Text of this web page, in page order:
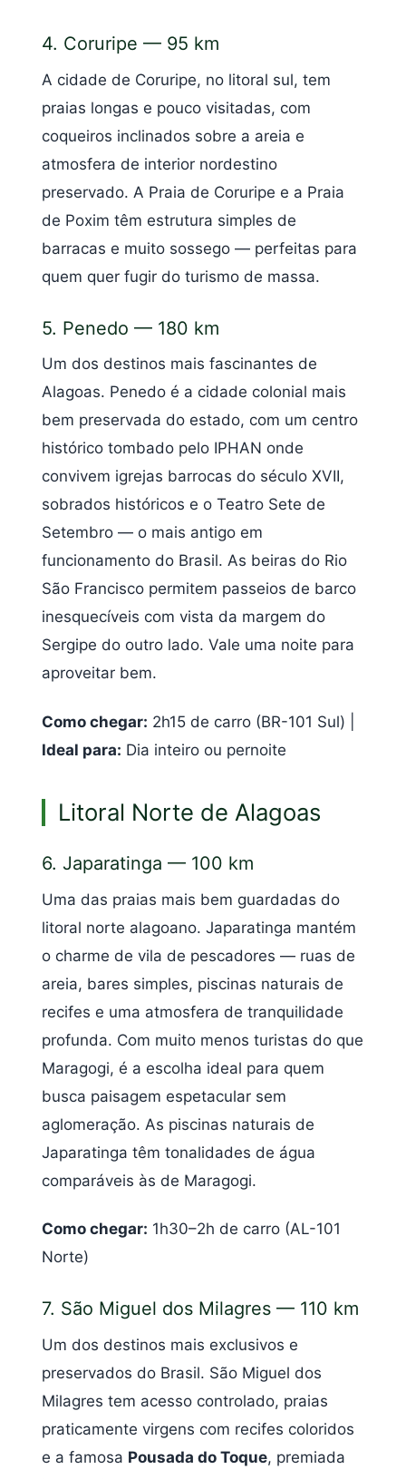
4. Coruripe — 95 km
A cidade de Coruripe, no litoral sul, tem
praias longas e pouco visitadas, com
coqueiros inclinados sobre a areia e
atmosfera de interior nordestino
preservado. A Praia de Coruripe e a Praia
de Poxim têm estrutura simples de
barracas e muito sossego — perfeitas para
quem quer fugir do turismo de massa.
5. Penedo — 180 km
Um dos destinos mais fascinantes de
Alagoas. Penedo é a cidade colonial mais
bem preservada do estado, com um centro
histórico tombado pelo IPHAN onde
convivem igrejas barrocas do século XVII,
sobrados históricos e o Teatro Sete de
Setembro — o mais antigo em
funcionamento do Brasil. As beiras do Rio
São Francisco permitem passeios de barco
inesquecíveis com vista da margem do
Sergipe do outro lado. Vale uma noite para
aproveitar bem.
Como chegar: 2h15 de carro (BR-101 Sul) |
Ideal para: Dia inteiro ou pernoite
Litoral Norte de Alagoas
6. Japaratinga — 100 km
Uma das praias mais bem guardadas do
litoral norte alagoano. Japaratinga mantém
o charme de vila de pescadores — ruas de
areia, bares simples, piscinas naturais de
recifes e uma atmosfera de tranquilidade
profunda. Com muito menos turistas do que
Maragogi, é a escolha ideal para quem
busca paisagem espetacular sem
aglomeração. As piscinas naturais de
Japaratinga têm tonalidades de água
comparáveis às de Maragogi.
Como chegar: 1h30–2h de carro (AL-101
Norte)
7. São Miguel dos Milagres — 110 km
Um dos destinos mais exclusivos e
preservados do Brasil. São Miguel dos
Milagres tem acesso controlado, praias
praticamente virgens com recifes coloridos
e a famosa Pousada do Toque, premiada